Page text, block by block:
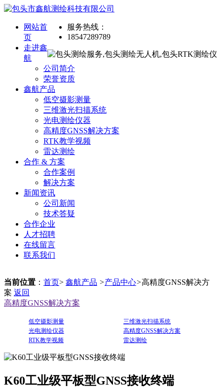
服务热线：
18547289789
网站首
页
走进鑫
航
公司简介
荣誉资质
鑫航产品
低空摄影测量
三维激光扫描系统
光电测绘仪器
高精度GNSS解决方案
RTK教学视频
雷达测绘
合作 & 方案
合作案例
解决方案
新闻资讯
公司新闻
技术答疑
合作企业
人才招聘
在线留言
联系我们
当前位置 ： 首页> 鑫航产品 >产品中心>高精度GNSS解决方
案 返回
高精度GNSS解决方案
低空摄影测量
三维激光扫描系统
光电测绘仪器
高精度GNSS解决方案
RTK教学视频
雷达测绘
K60工业级平板型GNSS接收终端